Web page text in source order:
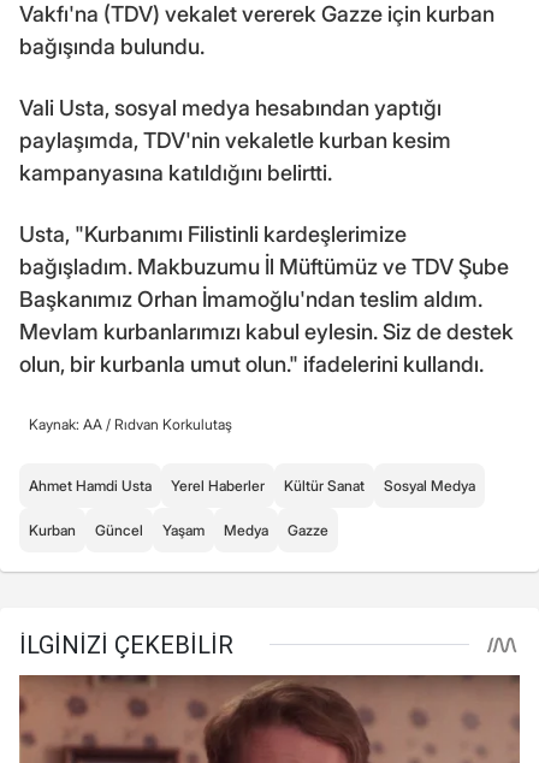
Vakfı'na (TDV) vekalet vererek Gazze için kurban
bağışında bulundu.
Vali Usta, sosyal medya hesabından yaptığı
paylaşımda, TDV'nin vekaletle kurban kesim
kampanyasına katıldığını belirtti.
Usta, "Kurbanımı Filistinli kardeşlerimize
bağışladım. Makbuzumu İl Müftümüz ve TDV Şube
Başkanımız Orhan İmamoğlu'ndan teslim aldım.
Mevlam kurbanlarımızı kabul eylesin. Siz de destek
olun, bir kurbanla umut olun." ifadelerini kullandı.
Kaynak: AA / Rıdvan Korkulutaş
Ahmet Hamdi Usta Yerel Haberler Kültür Sanat Sosyal Medya
Kurban Güncel Yaşam Medya Gazze